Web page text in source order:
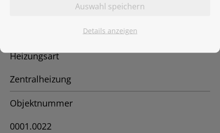
Heizungsart
Zentralheizung
Objektnummer
0001.0022
Auswahl speichern
Details anzeigen